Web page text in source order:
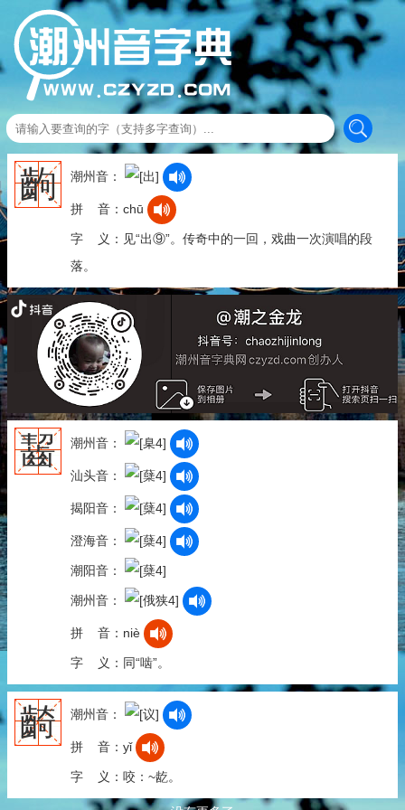
齣 潮州音：
拼 音：chū
字 义：见“出⑨”。传奇中的一回，戏曲一次演唱的段
落。
齧 潮州音：
汕头音：
揭阳音：
澄海音：
潮阳音：
潮州音：
拼 音：niè
字 义：同“啮”。
齮 潮州音：
拼 音：yǐ
字 义：咬：~龁。